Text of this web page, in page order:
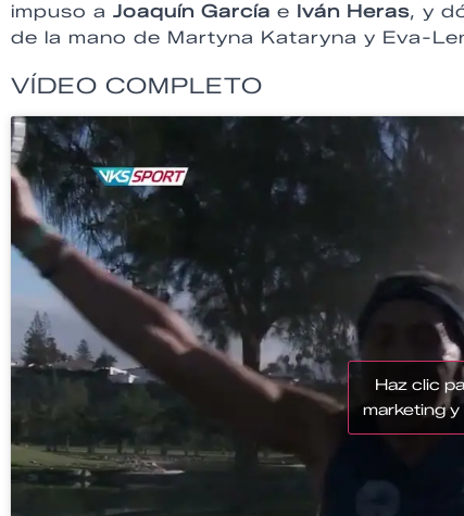
impuso a Joaquín García e Iván Heras, y
de la mano de Martyna Kataryna y Eva-
VÍDEO COMPLETO
Haz clic
marketing